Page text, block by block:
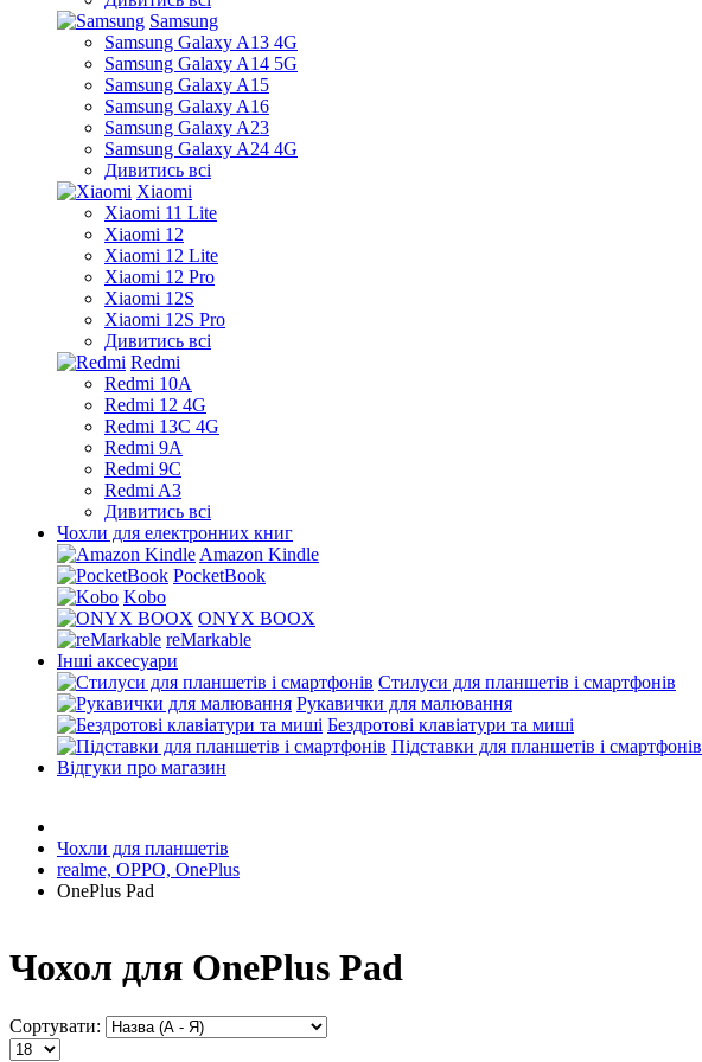
Samsung
Samsung Galaxy A13 4G
Samsung Galaxy A14 5G
Samsung Galaxy A15
Samsung Galaxy A16
Samsung Galaxy A23
Samsung Galaxy A24 4G
Дивитись всі
Xiaomi
Xiaomi 11 Lite
Xiaomi 12
Xiaomi 12 Lite
Xiaomi 12 Pro
Xiaomi 12S
Xiaomi 12S Pro
Дивитись всі
Redmi
Redmi 10A
Redmi 12 4G
Redmi 13C 4G
Redmi 9A
Redmi 9C
Redmi A3
Дивитись всі
Чохли для електронних книг
Amazon Kindle
PocketBook
Kobo
ONYX BOOX
reMarkable
Інші аксесуари
Стилуси для планшетів і смартфонів
Рукавички для малювання
Бездротові клавіатури та миші
Підставки для планшетів і смартфонів
Відгуки про магазин
Чохли для планшетів
realme, OPPO, OnePlus
OnePlus Pad
Чохол для OnePlus Pad
Сортувати: